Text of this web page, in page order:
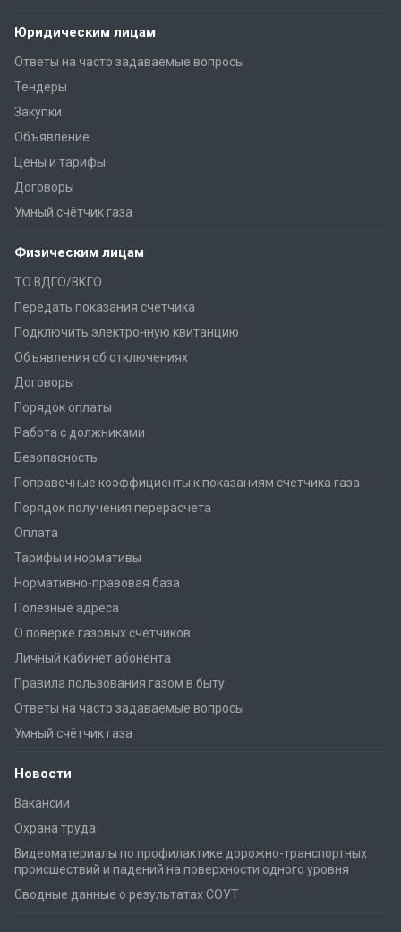
Юридическим лицам
Ответы на часто задаваемые вопросы
Тендеры
Закупки
Объявление
Цены и тарифы
Договоры
Умный счётчик газа
Физическим лицам
ТО ВДГО/ВКГО
Передать показания счетчика
Подключить электронную квитанцию
Объявления об отключениях
Договоры
Порядок оплаты
Работа с должниками
Безопасность
Поправочные коэффициенты к показаниям счетчика газа
Порядок получения перерасчета
Оплата
Тарифы и нормативы
Нормативно-правовая база
Полезные адреса
О поверке газовых счетчиков
Личный кабинет абонента
Правила пользования газом в быту
Ответы на часто задаваемые вопросы
Умный счётчик газа
Новости
Вакансии
Охрана труда
Видеоматериалы по профилактике дорожно-транспортных
происшествий и падений на поверхности одного уровня
Сводные данные о результатах СОУТ